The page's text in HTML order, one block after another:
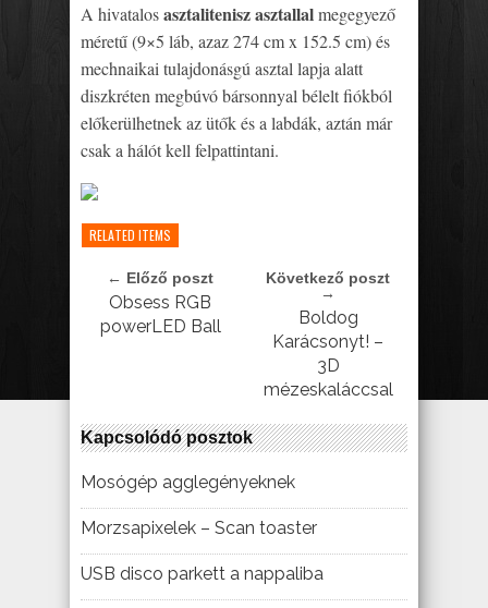
A hivatalosasztalitenisz asztallalmegegyező
méretű (9×5 láb, azaz 274 cm x 152.5 cm) és
mechnaikai tulajdonásgú asztal lapja alatt
diszkréten megbúvó bársonnyal bélelt fiókból
előkerülhetnek az ütők és a labdák, aztán már
csak a hálót kell felpattintani.
RELATED ITEMS
← Előző poszt
Obsess RGB
powerLED Ball
Következő poszt
→
Boldog
Karácsonyt! –
3D
mézeskaláccsal
Kapcsolódó posztok
Mosógép agglegényeknek
Morzsapixelek – Scan toaster
USB disco parkett a nappaliba